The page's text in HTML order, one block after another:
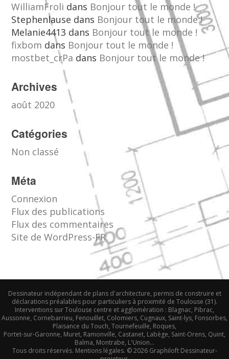
WilliamFroli dans Bonjour tout le monde !
Stephenlause dans Bonjour tout le monde !
Melanie4413 dans Bonjour tout le monde !
fixbom dans Bonjour tout le monde !
mostbet_crPa dans Bonjour tout le monde !
Archives
août 2020
Catégories
Non classé
Méta
Connexion
Flux des publications
Flux des commentaires
Site de WordPress-FR
Dessinateur indépendant de plans d'architecture, permis de construire et
déclarations préalables pour particuliers à proximité de Toulouse (31).
Interventions sur Toulouse centre et agglomération : Blagnac, Pibrac,
Aussonne, Cornebarrieu, Fenouillet, Colomiers, Cugnaux, Saint-lys, Fonsorbes,
Plaisance du Touch, Tournefeuille, Roques,
Portet-sur-Garonne, Muret, Ramonville, Castanet, Labège, Saint-Orens, Quint,
Balma, Montrabe, L'Union...
Tous droits réservés. Mentions légales. © 2026 Graphiloft Dessinateur-